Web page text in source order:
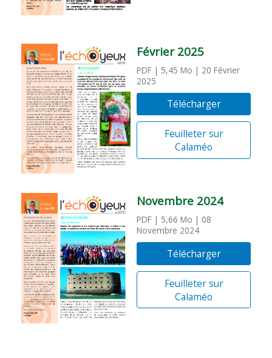
Février 2025
PDF | 5,45 Mo | 20 Février
2025
Télécharger
Feuilleter sur
Calaméo
Novembre 2024
PDF | 5,66 Mo | 08
Novembre 2024
Télécharger
Feuilleter sur
Calaméo